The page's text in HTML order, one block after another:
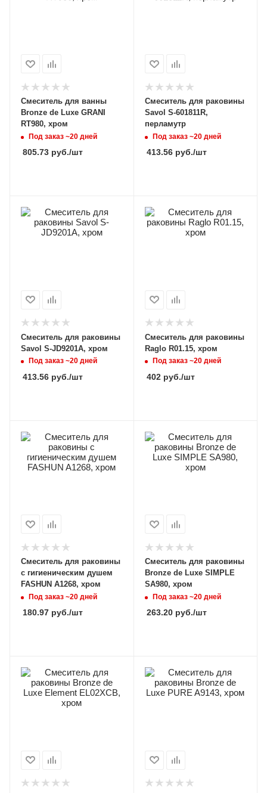
Смеситель для ванны
Bronze de Luxe GRANI
RT980, хром
Под заказ ~20 дней
805.73 руб./шт
Смеситель для раковины
Savol S-601811R,
перламутр
Под заказ ~20 дней
413.56руб./шт
Смеситель для раковины
Savol S-JD9201A, хром
Под заказ ~20 дней
413.56 руб./шт
Смеситель для раковины
Raglo R01.15, хром
Под заказ ~20 дней
402руб./шт
Смеситель для раковины
с гигиеническим душем
FASHUN A1268, хром
Под заказ ~20 дней
180.97 руб./шт
Смеситель для раковины
Bronze de Luxe SIMPLE
SA980, хром
Под заказ ~20 дней
263.20руб./шт